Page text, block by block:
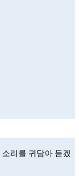
리를 귀담아 듣겠